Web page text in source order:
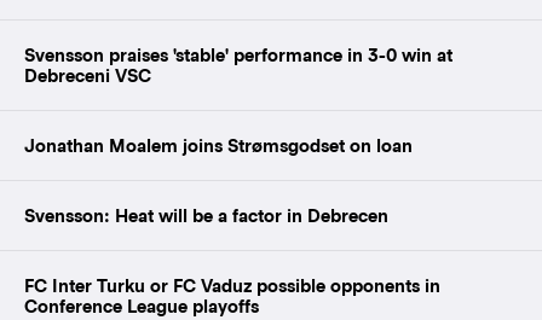
Svensson praises 'stable' performance in 3-0 win at
Debreceni VSC
Jonathan Moalem joins Strømsgodset on loan
Svensson: Heat will be a factor in Debrecen
FC Inter Turku or FC Vaduz possible opponents in
Conference League playoffs